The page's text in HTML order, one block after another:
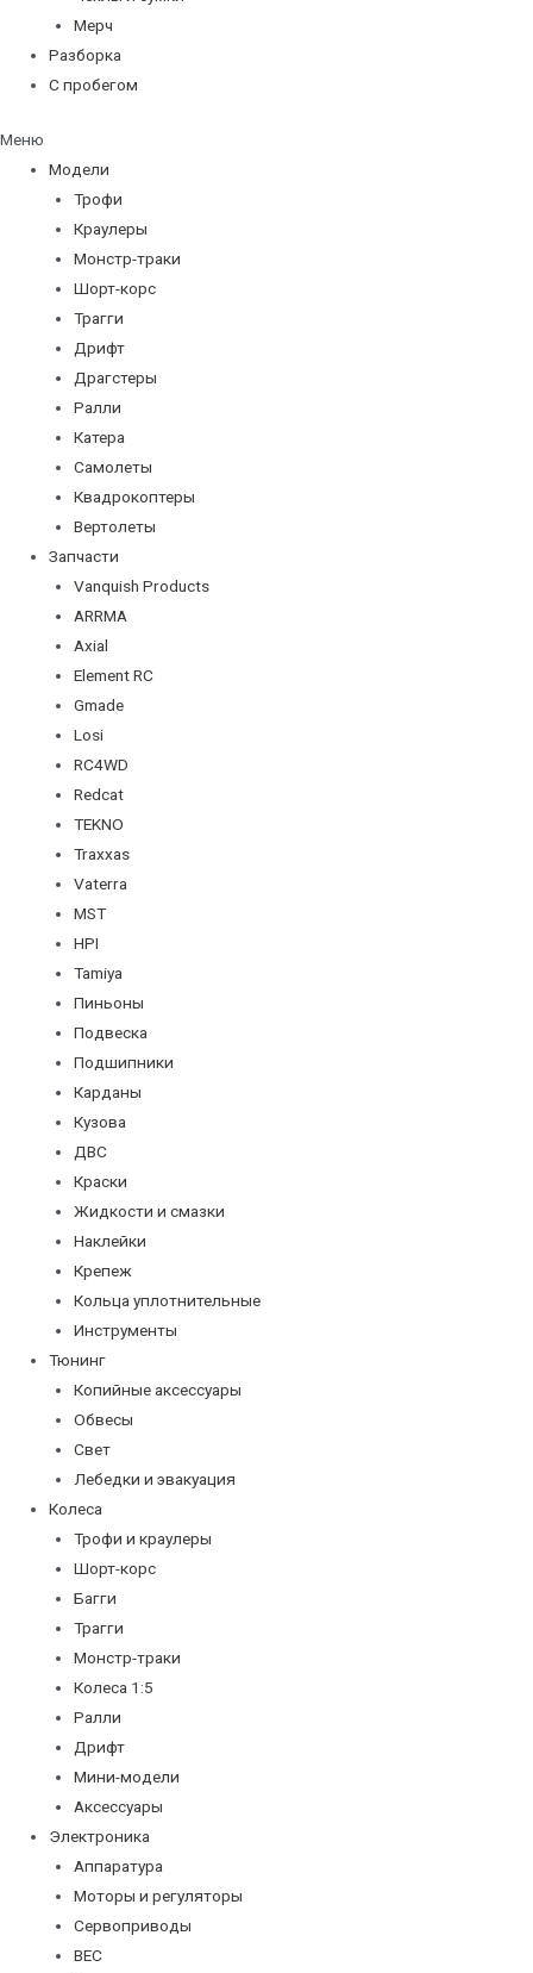
Мерч
Разборка
С пробегом
Меню
Модели
Трофи
Краулеры
Монстр-траки
Шорт-корс
Трагги
Дрифт
Драгстеры
Ралли
Катера
Самолеты
Квадрокоптеры
Вертолеты
Запчасти
Vanquish Products
ARRMA
Axial
Element RC
Gmade
Losi
RC4WD
Redcat
TEKNO
Traxxas
Vaterra
MST
HPI
Tamiya
Пиньоны
Подвеска
Подшипники
Карданы
Кузова
ДВС
Краски
Жидкости и смазки
Наклейки
Крепеж
Кольца уплотнительные
Инструменты
Тюнинг
Копийные аксессуары
Обвесы
Свет
Лебедки и эвакуация
Колеса
Трофи и краулеры
Шорт-корс
Багги
Трагги
Монстр-траки
Колеса 1:5
Ралли
Дрифт
Мини-модели
Аксессуары
Электроника
Аппаратура
Моторы и регуляторы
Сервоприводы
BEC